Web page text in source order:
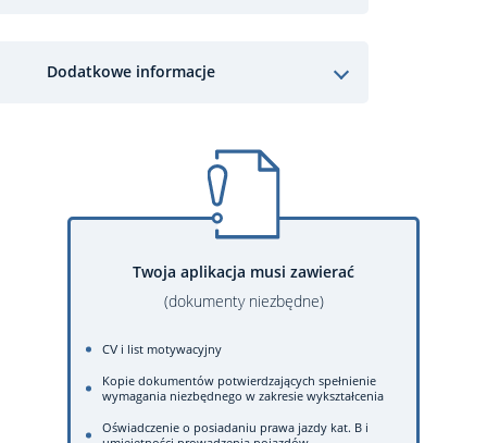
Dodatkowe informacje
Twoja aplikacja musi zawierać
(dokumenty niezbędne)
CV i list motywacyjny
Kopie dokumentów potwierdzających spełnienie
wymagania niezbędnego w zakresie wykształcenia
Oświadczenie o posiadaniu prawa jazdy kat. B i